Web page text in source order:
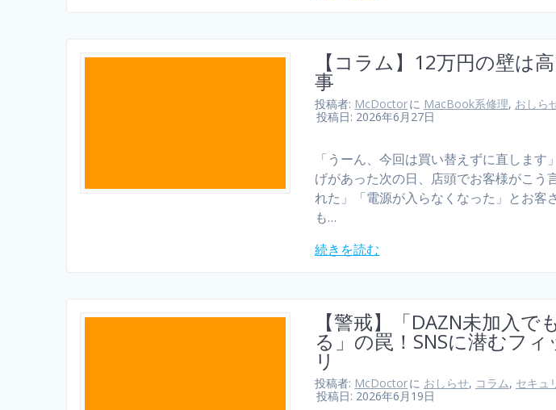
【コラム】12万円の壁は
事
投稿者: McDoctorに MacBook系修理, おしら
投稿日: 2026年6月27日
「うーん、今回は買い替えずに直しま
げがあった次の日、店頭でお客様がこう
れた」「電源が入らなくなった」とお客
も…
続きを読む
【警戒】「DAZN未加入
る」の罠！SNSに潜むフ
リ
投稿者: McDoctorに おしらせ, コラム, セキュ
投稿日: 2026年6月19日